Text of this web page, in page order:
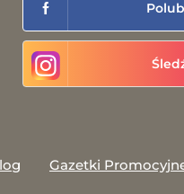
Gazetki